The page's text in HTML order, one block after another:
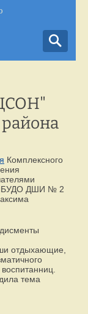
Комплексного
МБУДО ДШИ № 2
отдыхающие,
тема